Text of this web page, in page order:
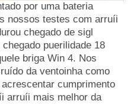
por uma bateria
nossos testes com arruíi
chegado de sigl
puerilidade 18
briga Win 4. Nos
da ventoinha como
cumprimento
arruíi mais melhor da